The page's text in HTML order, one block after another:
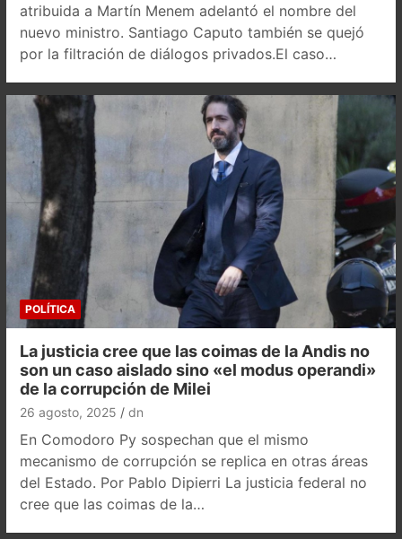
atribuida a Martín Menem adelantó el nombre del
nuevo ministro. Santiago Caputo también se quejó
por la filtración de diálogos privados.El caso…
POLÍTICA
La justicia cree que las coimas de la Andis no
son un caso aislado sino «el modus operandi»
de la corrupción de Milei
26 agosto, 2025 dn
En Comodoro Py sospechan que el mismo
mecanismo de corrupción se replica en otras áreas
del Estado. Por Pablo Dipierri La justicia federal no
cree que las coimas de la…